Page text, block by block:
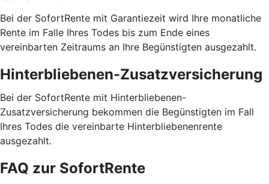
Bei der SofortRente mit Garantiezeit wird Ihre monatliche
Rente im Falle Ihres Todes bis zum Ende eines
vereinbarten Zeitraums an Ihre Begünstigten ausgezahlt.
Hinterbliebenen-Zusatzversicherung
Bei der SofortRente mit Hinterbliebenen-
Zusatzversicherung bekommen die Begünstigten im Fall
Ihres Todes die vereinbarte Hinterbliebenenrente
ausgezahlt.
FAQ zur SofortRente